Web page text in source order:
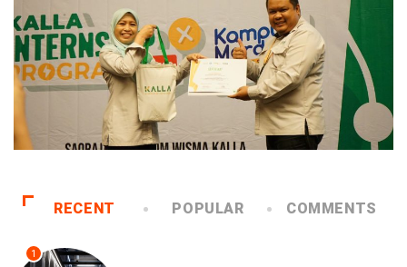
RECENT POPULAR COMMENTS
1